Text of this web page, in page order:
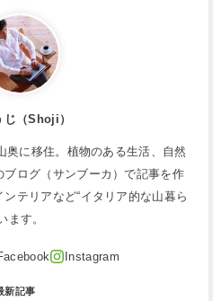
じ（Shoji）
奥に移住。植物のある生活、自然
ログ（サンブーカ）で記事を作
テリアなど“イタリア的な山暮ら
ます。